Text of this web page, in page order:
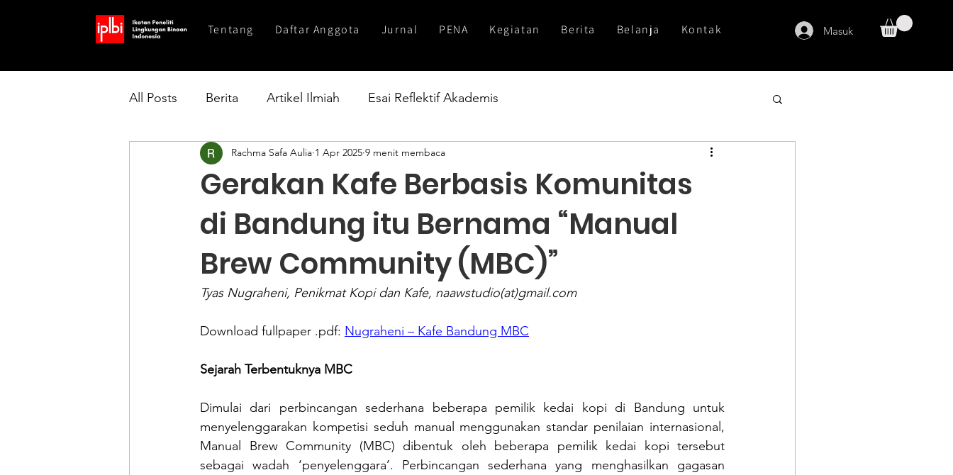
Tentang Daftar Anggota Jurnal PENA Kegiatan Berita Belanja Kontak Masuk
All Posts Berita Artikel Ilmiah Esai Reflektif Akademis
Gerakan Kafe Berbasis Komunitas
di Bandung itu Bernama “Manual
Brew Community (MBC)”
Rachma Safa Aulia 1 Apr 2025 9 menit membaca
Tyas Nugraheni, Penikmat Kopi dan Kafe, naawstudio(at)gmail.com
Download fullpaper .pdf: Nugraheni – Kafe Bandung MBC
Sejarah Terbentuknya MBC
Dimulai dari perbincangan sederhana beberapa pemilik kedai kopi di Bandung untuk
menyelenggarakan kompetisi seduh manual menggunakan standar penilaian internasional,
Manual Brew Community (MBC) dibentuk oleh beberapa pemilik kedai kopi tersebut
sebagai wadah ‘penyelenggara’. Perbincangan sederhana yang menghasilkan gagasan